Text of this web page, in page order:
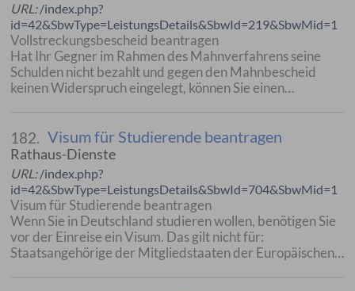
URL:/index.php?
id=42&SbwType=LeistungsDetails&SbwId=219&SbwMid=1
Vollstreckungsbescheid beantragen
Hat Ihr Gegner im Rahmen des Mahnverfahrens seine
Schulden nicht bezahlt und gegen den Mahnbescheid
keinen Widerspruch eingelegt, können Sie einen…
182. Visum für Studierende beantragen
Rathaus-Dienste
URL:/index.php?
id=42&SbwType=LeistungsDetails&SbwId=704&SbwMid=1
Visum für Studierende beantragen
Wenn Sie in Deutschland studieren wollen, benötigen Sie
vor der Einreise ein Visum. Das gilt nicht für:
Staatsangehörige der Mitgliedstaaten der Europäischen…